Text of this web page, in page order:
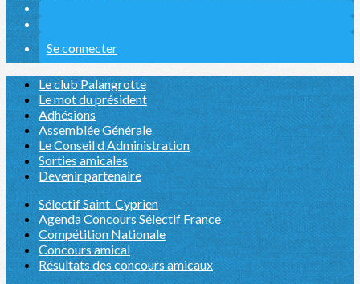
Se connecter
Le club Palangrotte
Le mot du président
Adhésions
Assemblée Générale
Le Conseil d Administration
Sorties amicales
Devenir partenaire
Sélectif Saint-Cyprien
Agenda Concours Sélectif France
Compétition Nationale
Concours amical
Résultats des concours amicaux